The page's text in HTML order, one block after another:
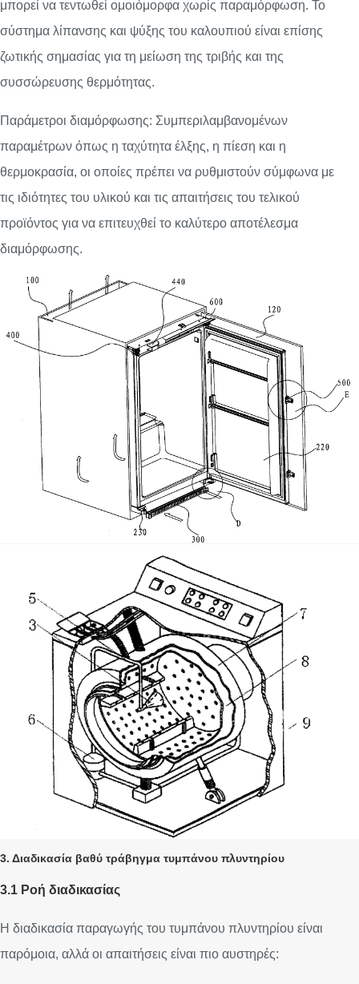
μπορεί να τεντωθεί ομοιόμορφα χωρίς παραμόρφωση. Το
σύστημα λίπανσης και ψύξης του καλουπιού είναι επίσης
ζωτικής σημασίας για τη μείωση της τριβής και της
συσσώρευσης θερμότητας.
Παράμετροι διαμόρφωσης: Συμπεριλαμβανομένων
παραμέτρων όπως η ταχύτητα έλξης, η πίεση και η
θερμοκρασία, οι οποίες πρέπει να ρυθμιστούν σύμφωνα με
τις ιδιότητες του υλικού και τις απαιτήσεις του τελικού
προϊόντος για να επιτευχθεί το καλύτερο αποτέλεσμα
διαμόρφωσης.
3. Διαδικασία βαθύ τράβηγμα τυμπάνου πλυντηρίου
3.1 Ροή διαδικασίας
Η διαδικασία παραγωγής του τυμπάνου πλυντηρίου είναι
παρόμοια, αλλά οι απαιτήσεις είναι πιο αυστηρές: